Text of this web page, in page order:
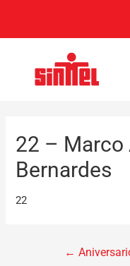
22 – Marco
Bernardes
22
←